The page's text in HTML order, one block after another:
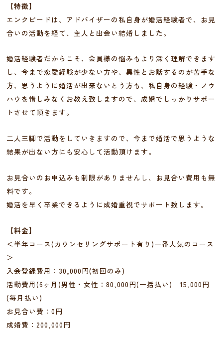
【特徴】
エンクピードは、アドバイザーの私自身が婚活経験者で、お見
合いの活動を経て、主人と出会い結婚しました。
婚活経験者だからこそ、会員様の悩みもより深く理解できます
し、今まで恋愛経験が少ない方や、異性とお話するのが苦手な
方、思うように婚活が出来ないとう方も、私自身の経験・ノウ
ハウを惜しみなくお教え致しますので、成婚でしっかりサポー
トさせて頂きます。
二人三脚で活動をしていきますので、今まで婚活で思うような
結果が出ない方にも安心して活動頂けます。
お見合いのお申込みも制限がありませんし、お見合い費用も無
料です。
婚活を早く卒業できるように成婚重視でサポート致します。
【料金】
＜半年コース(カウンセリングサポート有り)一番人気のコース
＞
入会登録費用：30,000円(初回のみ)
活動費用(6ヶ月)男性・女性：80,000円(一括払い) 15,000円
(毎月払い)
お見合い費：0円
成婚費：200,000円